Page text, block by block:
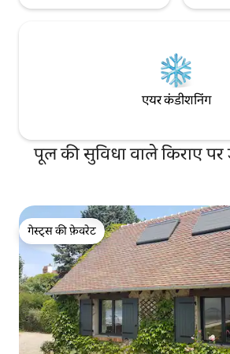
एयर कंडीशनिंग
पूल की सुविधा वाले किराए
गेस्ट्स की फ़ेवरेट
गेस्ट्स की फ़ेवरेट